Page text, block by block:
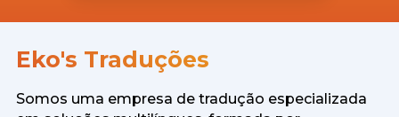
Eko's Traduções
Somos uma empresa de tradução especializada